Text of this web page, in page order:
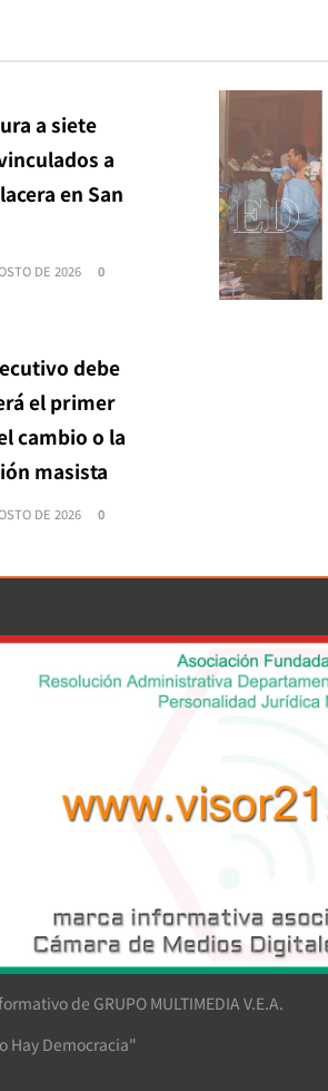
a siete
a
en San
DE 2026 0
debe
el primer
cambio o la
masista
DE 2026 0
de GRUPO MULTIMEDIA V.E.A.
Hay Democracia"